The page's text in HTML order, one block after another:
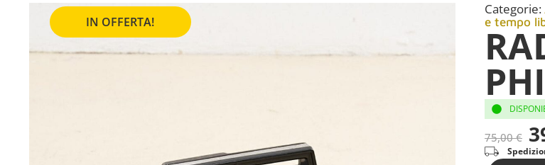
IN OFFERTA!
Categorie:
e tempo
75,00€